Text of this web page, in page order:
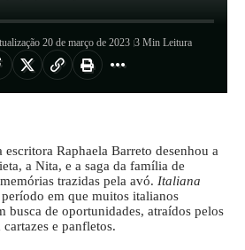
20 de março de 2023 3 Min Leitura
escritora Raphaela Barreto desenhou a
a Nita, e a saga da família de
trazidas pela avó. Italiana
em que muitos italianos
busca de oportunidades, atraídos pelos
e panfletos.